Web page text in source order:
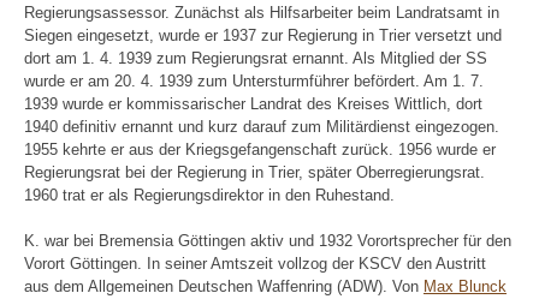
Regierungsassessor. Zunächst als Hilfsarbeiter beim Landratsamt in
Siegen eingesetzt, wurde er 1937 zur Regierung in Trier versetzt und
dort am 1. 4. 1939 zum Regierungsrat ernannt. Als Mitglied der SS
wurde er am 20. 4. 1939 zum Untersturmführer befördert. Am 1. 7.
1939 wurde er kommissarischer Landrat des Kreises Wittlich, dort
1940 definitiv ernannt und kurz darauf zum Militärdienst eingezogen.
1955 kehrte er aus der Kriegsgefangenschaft zurück. 1956 wurde er
Regierungsrat bei der Regierung in Trier, später Oberregierungsrat.
1960 trat er als Regierungsdirektor in den Ruhestand.
K. war bei Bremensia Göttingen aktiv und 1932 Vorortsprecher für den
Vorort Göttingen. In seiner Amtszeit vollzog der KSCV den Austritt
aus dem Allgemeinen Deutschen Waffenring (ADW). Von Max Blunck